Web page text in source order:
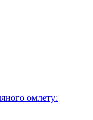
омлету: